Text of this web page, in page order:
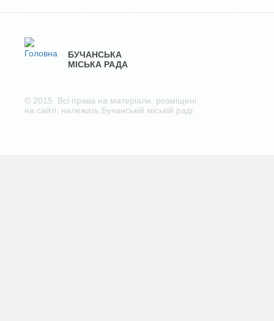
БУЧАНСЬКА
МІСЬКА РАДА
© 2015. Всі права на матеріали, розміщені
на сайті, належать Бучанській міській раді